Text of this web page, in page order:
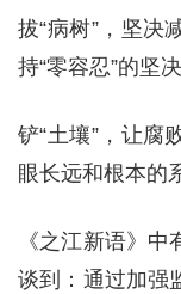
拔“病树”，坚决
持“零容忍”的坚
铲“土壤”，让腐
眼长远和根本的
《之江新语》
谈到：通过加强